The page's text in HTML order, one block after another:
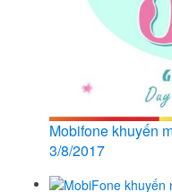
Mobifone khuyến
3/8/2017